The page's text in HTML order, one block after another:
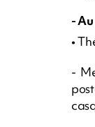
-
•
-